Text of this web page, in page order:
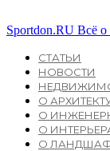
Sportdon.RU Всё о
СТАТЬИ
НОВОСТИ
О
О
О
О